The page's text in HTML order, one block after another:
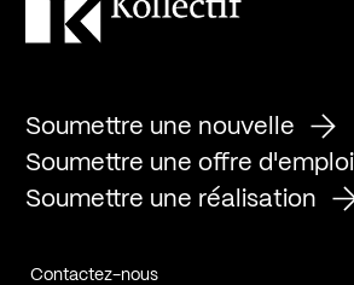
Soumettre une nouvelle
Soumettre une offre d'emploi
Soumettre une réalisation
Contactez-nous